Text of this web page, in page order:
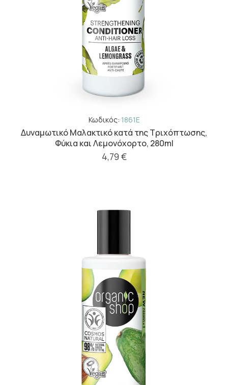
Κωδικός: 1861E
Δυναμωτικό Μαλακτικό κατά της Τριχόπτωσης,
Φύκια και Λεμονόχορτο, 280ml
4,79 €